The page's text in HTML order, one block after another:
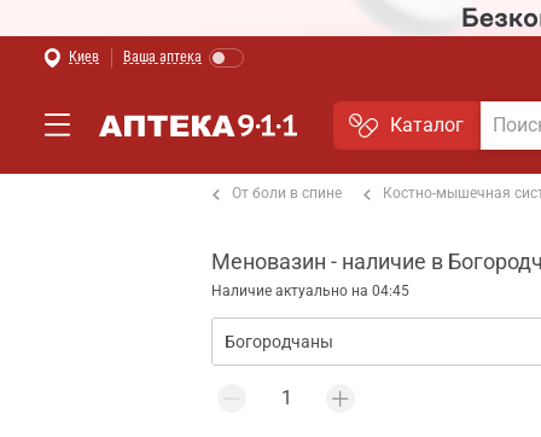
Киев Ваша аптека
Каталог
От боли в спине Костно-мышечная
Меновазин - наличие в
Наличие актуально на 04:45